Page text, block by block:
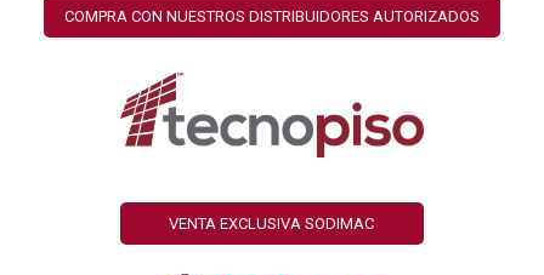
COMPRA CON NUESTROS DISTRIBUIDORES AUTORIZADOS
VENTA EXCLUSIVA SODIMAC